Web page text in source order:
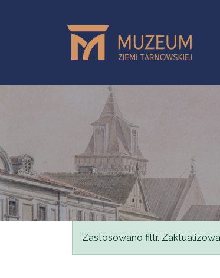
Komunikat
Zastosowano filtr.